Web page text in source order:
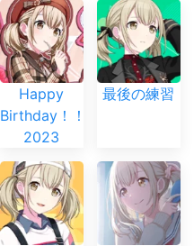
Happy
Birthday！！
2023
最後の練習